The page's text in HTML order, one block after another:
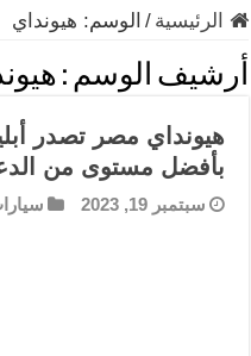
الرئيسية / الوسم: هيونداي
أرشيف الوسم :
هيونداي مصر تصدر
بأفضل مستوى من
سبتمبر 19, 2023